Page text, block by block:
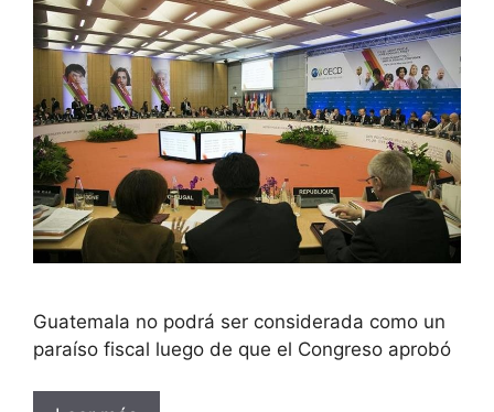
Guatemala no podrá ser considerada como un
paraíso fiscal luego de que el Congreso aprobó